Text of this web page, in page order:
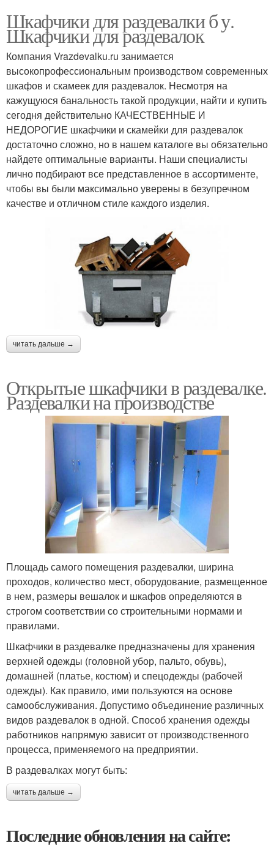
Шкафчики для раздевалки б у.
Шкафчики для раздевалок
Компания Vrazdevalku.ru занимается
высокопрофессиональным производством современных
шкафов и скамеек для раздевалок. Несмотря на
кажущуюся банальность такой продукции, найти и купить
сегодня действительно КАЧЕСТВЕННЫЕ И
НЕДОРОГИЕ шкафчики и скамейки для раздевалок
достаточно сложно, но в нашем каталоге вы обязательно
найдете оптимальные варианты. Наши специалисты
лично подбирают все представленное в ассортименте,
чтобы вы были максимально уверены в безупречном
качестве и отличном стиле каждого изделия.
читать дальше →
Открытые шкафчики в раздевалке.
Раздевалки на производстве
Площадь самого помещения раздевалки, ширина
проходов, количество мест, оборудование, размещенное
в нем, размеры вешалок и шкафов определяются в
строгом соответствии со строительными нормами и
правилами.
Шкафчики в раздевалке предназначены для хранения
верхней одежды (головной убор, пальто, обувь),
домашней (платье, костюм) и спецодежды (рабочей
одежды). Как правило, ими пользуются на основе
самообслуживания. Допустимо объединение различных
видов раздевалок в одной. Способ хранения одежды
работников напрямую зависит от производственного
процесса, применяемого на предприятии.
В раздевалках могут быть:
читать дальше →
Последние обновления на сайте: